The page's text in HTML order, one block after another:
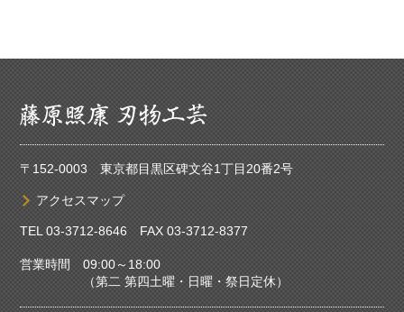
〒152-0003 東京都目黒区碑文谷1丁目20番2号
アクセスマップ
TEL03-3712-8646FAX 03-3712-8377
営業時間 09:00～18:00
（第二 第四土曜・日曜・祭日定休）